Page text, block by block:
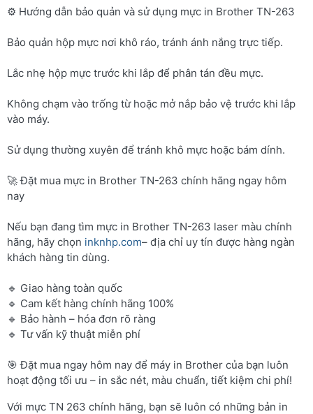
⚙️ Hướng dẫn bảo quản và sử dụng mực in Brother TN-263
Bảo quản hộp mực nơi khô ráo, tránh ánh nắng trực tiếp.
Lắc nhẹ hộp mực trước khi lắp để phân tán đều mực.
Không chạm vào trống từ hoặc mở nắp bảo vệ trước khi lắp
vào máy.
Sử dụng thường xuyên để tránh khô mực hoặc bám dính.
🚀 Đặt mua mực in Brother TN-263 chính hãng ngay hôm
nay
Nếu bạn đang tìm mực in Brother TN-263 laser màu chính
hãng, hãy chọn inknhp.com– địa chỉ uy tín được hàng ngàn
khách hàng tin dùng.
🔹 Giao hàng toàn quốc
🔹 Cam kết hàng chính hãng 100%
🔹 Bảo hành – hóa đơn rõ ràng
🔹 Tư vấn kỹ thuật miễn phí
🎯 Đặt mua ngay hôm nay để máy in Brother của bạn luôn
hoạt động tối ưu – in sắc nét, màu chuẩn, tiết kiệm chi phí!
Với mực TN 263 chính hãng, bạn sẽ luôn có những bản in